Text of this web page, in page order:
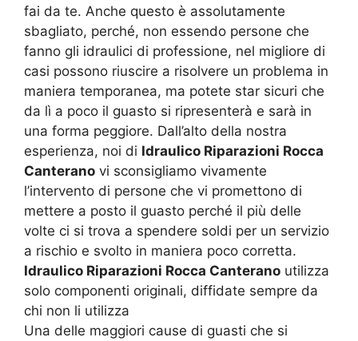
fai da te. Anche questo è assolutamente
sbagliato, perché, non essendo persone che
fanno gli idraulici di professione, nel migliore di
casi possono riuscire a risolvere un problema in
maniera temporanea, ma potete star sicuri che
da lì a poco il guasto si ripresenterà e sarà in
una forma peggiore. Dall’alto della nostra
esperienza, noi di Idraulico Riparazioni Rocca
Canterano vi sconsigliamo vivamente
l’intervento di persone che vi promettono di
mettere a posto il guasto perché il più delle
volte ci si trova a spendere soldi per un servizio
a rischio e svolto in maniera poco corretta.
Idraulico Riparazioni Rocca Canterano utilizza
solo componenti originali, diffidate sempre da
chi non li utilizza
Una delle maggiori cause di guasti che si